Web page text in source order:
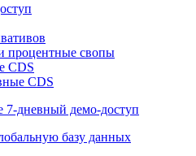
процентные свопы
CDS
CDS
7-дневный демо-доступ
базу данных